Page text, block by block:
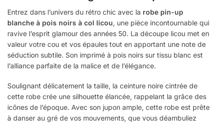
Entrez dans l’univers du rétro chic avec la robe pin-up
blanche à pois noirs à col licou, une pièce incontournable qui
ravive l’esprit glamour des années 50. La découpe licou met en
valeur votre cou et vos épaules tout en apportant une note de
séduction subtile. Son imprimé à pois noirs sur tissu blanc est
l’alliance parfaite de la malice et de l’élégance.
Soulignant délicatement la taille, la ceinture noire cintrée de
cette robe crée une silhouette élancée, rappelant la grâce des
icônes de l’époque. Avec son jupon ample, cette robe est prête
à danser au gré de vos mouvements, que vous déambuliez